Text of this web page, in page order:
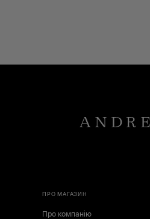
ПРО МАГАЗИН
Про компанію